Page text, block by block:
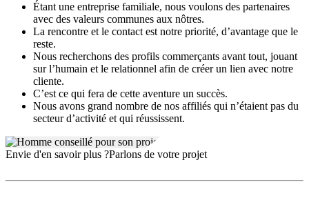
Étant une entreprise familiale, nous voulons des partenaires
avec des valeurs communes aux nôtres.
La rencontre et le contact est notre priorité, d’avantage que le
reste.
Nous recherchons des profils commerçants avant tout, jouant
sur l’humain et le relationnel afin de créer un lien avec notre
cliente.
C’est ce qui fera de cette aventure un succès.
Nous avons grand nombre de nos affiliés qui n’étaient pas du
secteur d’activité et qui réussissent.
Envie d'en savoir plus ?Parlons de votre projet